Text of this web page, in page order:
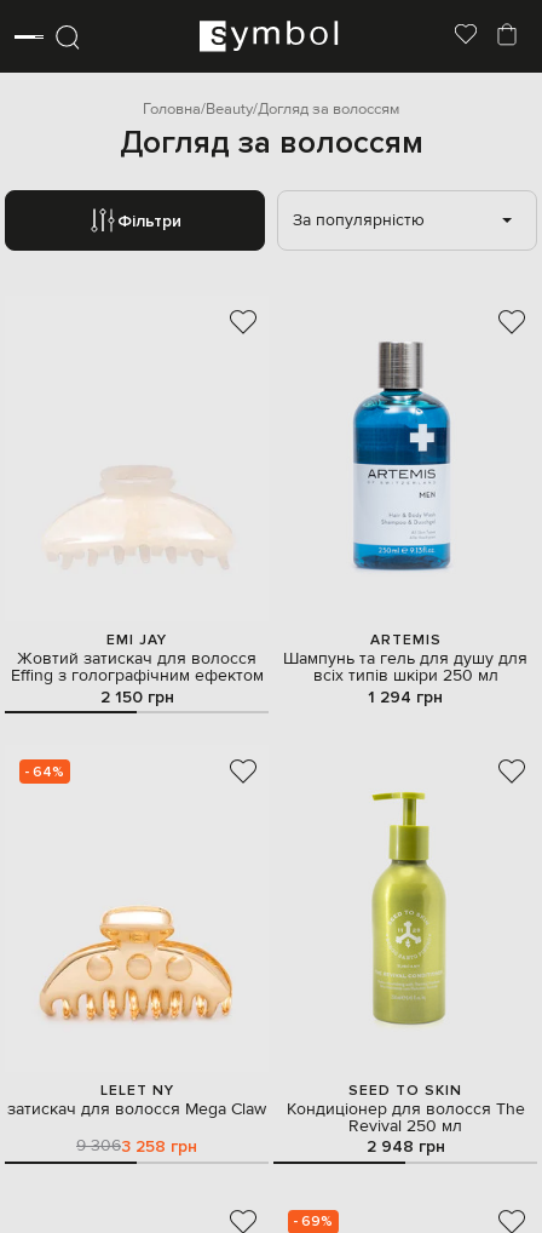
Головна Beauty Догляд за волоссям
Догляд за волоссям
Фільтри За популярністю
EMI JAY
Жовтий затискач для волосся
Effing з голографічним ефектом
2 150 грн
ARTEMIS
Шампунь та гель для душу для
всіх типів шкіри 250 мл
1 294 грн
- 64%
LELET NY
затискач для волосся Mega Claw
9 3063 258 грн
SEED TO SKIN
Кондиціонер для волосся The
Revival 250 мл
2 948 грн
- 69%